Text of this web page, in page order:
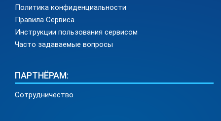
Политика конфиденциальности
Правила Сервиса
Инструкции пользования сервисом
Часто задаваемые вопросы
ПАРТНЁРАМ:
Сотрудничество